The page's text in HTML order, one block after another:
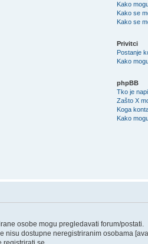
Kako
Kako se
Kako se
Privitci
Postanje
Kako
phpBB
Tko je
Zašto X
Koga
Kako
osobe mogu pregledavati forum/postati.
dostupne neregistriranim osobama